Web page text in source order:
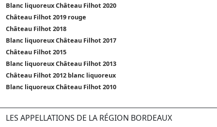
Blanc liquoreux Château Filhot 2020
Château Filhot 2019 rouge
Château Filhot 2018
Blanc liquoreux Château Filhot 2017
Château Filhot 2015
Blanc liquoreux Château Filhot 2013
Château Filhot 2012 blanc liquoreux
Blanc liquoreux Château Filhot 2010
LES APPELLATIONS DE LA RÉGION BORDEAUX